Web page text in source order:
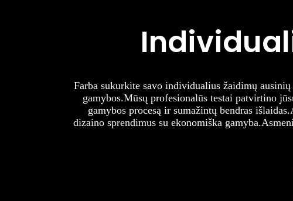
Farba sukurkite savo individualius žaidimų
gamybos.Mūsų profesionalūs testai patvirtino
gamybos procesą ir sumažintų bendras išlaidas.
dizaino sprendimus su ekonomiška gamyba.